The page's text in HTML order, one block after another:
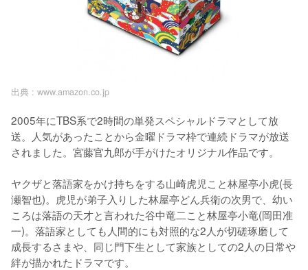
出典 : www.amazon.co.jp
2005年にTBS系で2時間の単発スペシャルドラマとして放
送。人気があったことから金曜ドラマ枠で連続ドラマが放送
されました。宮藤官九郎が手がけたオリジナル作品です。
ヤクザと落語家をかけ持ちをする山崎虎児こと林屋亭小虎(長
瀬智也)。虎児が弟子入りした林屋亭どん兵衛の次男で、幼い
ころは落語の天才と言われた谷中竜二こと林屋亭小竜(岡田准
一)。落語家としても人間的にも対照的な2人が切磋琢磨して
成長するさまや、同じ門下生として家族としての2人の日常や
絆が描かれたドラマです。